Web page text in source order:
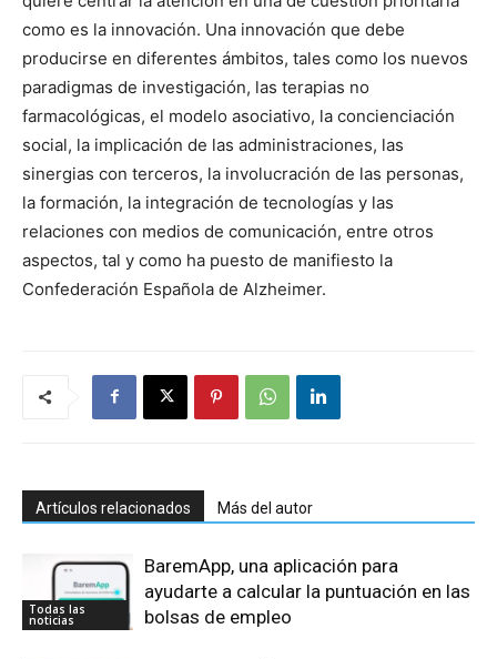
como es la innovación. Una innovación que debe
producirse en diferentes ámbitos, tales como los nuevos
paradigmas de investigación, las terapias no
farmacológicas, el modelo asociativo, la concienciación
social, la implicación de las administraciones, las
sinergias con terceros, la involucración de las personas,
la formación, la integración de tecnologías y las
relaciones con medios de comunicación, entre otros
aspectos, tal y como ha puesto de manifiesto la
Confederación Española de Alzheimer.
Artículos relacionados Más del autor
Todas las
noticias
BaremApp, una aplicación para
ayudarte a calcular la puntuación en las
bolsas de empleo